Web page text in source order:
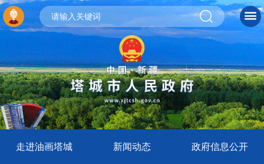
走进油画塔城 新闻动态 政府信息公开